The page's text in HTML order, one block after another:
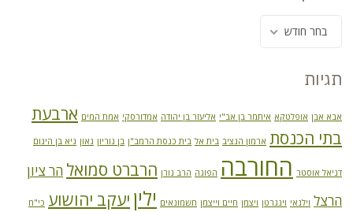
בחר חודש
תגיות
אבא אבן אופלטקא איתמר בן אב"י אליעזר בן יהודה אמדורסקי אמת המים ארבעת
בתי הכנסת ארמון הנציב בית אל בית כנסת הרמב"ן בן גוריון גאון גיא בן הינום
דניאל אוסטר החורבה הפוגה הרב גורן הרברט סמואל הר ציון
הרצל וילנאי וינגרטן ויצמן חיים וייצמן חשמונאים ילין יעקב יהושוע כי"ח